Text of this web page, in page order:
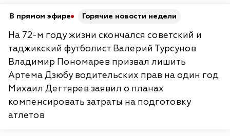
В прямом эфире Горячие новости недели
На 72-м году жизни скончался советский и
таджикский футболист Валерий Турсунов
Владимир Пономарев призвал лишить
Артема Дзюбу водительских прав на один год
Михаил Дегтярев заявил о планах
компенсировать затраты на подготовку
атлетов